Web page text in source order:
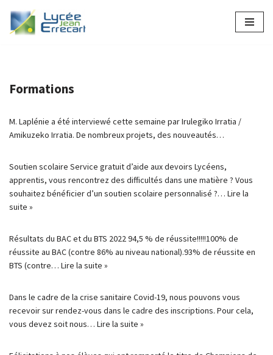
Aller
Formations
M. Laplénie a été interviewé cette semaine par Irulegiko Irratia /
Amikuzeko Irratia. De nombreux projets, des nouveautés…
Soutien scolaire Service gratuit d’aide aux devoirs Lycéens,
apprentis, vous rencontrez des difficultés dans une matière ? Vous
souhaitez bénéficier d’un soutien scolaire personnalisé ?… Lire la
suite »
Résultats du BAC et du BTS 2022 94,5 % de réussite!!!!!100% de
réussite au BAC (contre 86% au niveau national).93% de réussite en
BTS (contre… Lire la suite »
Dans le cadre de la crise sanitaire Covid-19, nous pouvons vous
recevoir sur rendez-vous dans le cadre des inscriptions. Pour cela,
vous devez soit nous… Lire la suite »